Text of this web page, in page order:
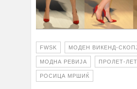
FWSK МОДЕН ВИКЕНД-
МОДНА РЕВИЈА ПРОЛЕТ-
РОСИЦА МРШИЌ